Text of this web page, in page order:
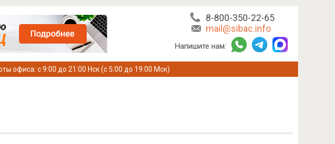
8-800-350-22-65
mail@sibac.info
Напишите нам:
офиса: с 9:00 до 21:00 Нск (с 5:00 до 19:00 Мск)